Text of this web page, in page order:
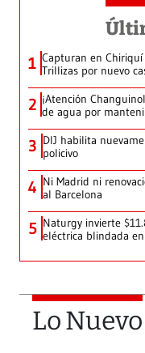
1 Capturan en
Trillizas por nuevo
2 ¡Atención
de agua por
3 DIJ habilita
policivo
4 Ni Madrid ni
al Barcelona
5 Naturgy invierte
eléctrica blindada
Lo Nuevo